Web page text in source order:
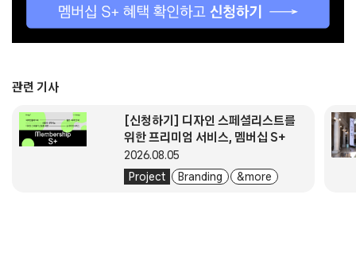
관련 기사
Project Branding & more
[신청하기] 디자인 스페셜리스트를
위한 프리미엄 서비스, 멤버십 S+
2026.08.05